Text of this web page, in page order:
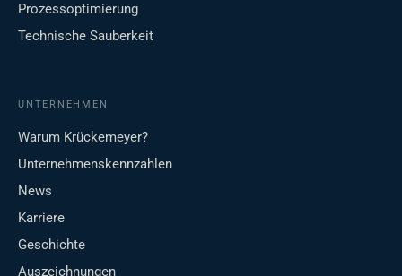
Prozessoptimierung
Technische Sauberkeit
UNTERNEHMEN
Warum Krückemeyer?
Unternehmenskennzahlen
News
Karriere
Geschichte
Auszeichnungen